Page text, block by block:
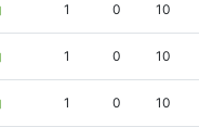
1 0 10
1 0 10
1 0 10